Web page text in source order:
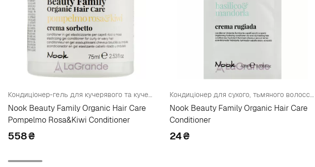
Кондиціонер-гель для кучерявого та кучерявого волосся
Nook Beauty Family Organic Hair Care
Pompelmo Rosa&Kiwi Conditioner
558₴
Кондиціонер для сухого, тьмяного волосся (пробник)
Nook Beauty Family Organic Hair Care
Conditioner
24₴